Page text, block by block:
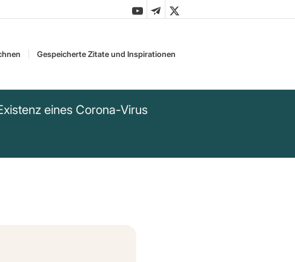
Gespeicherte Zitate und Inspirationen
eines Corona-Virus